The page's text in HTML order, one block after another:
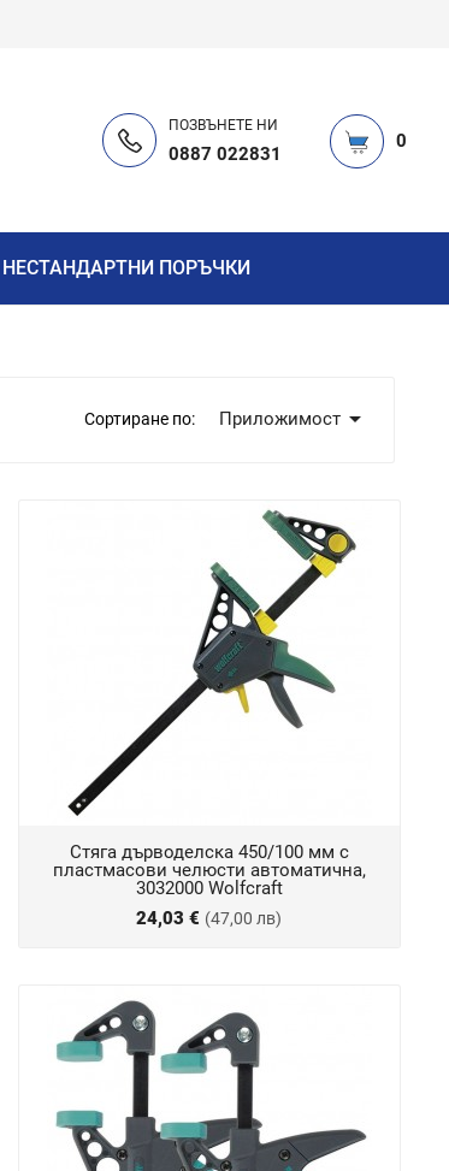
ПОЗВЪНЕТЕ НИ
0887 022831
0
НЕСТАНДАРТНИ ПОРЪЧКИ
Сортиране по: Приложимост
Стяга дърводелска 450/100 мм с
пластмасови челюсти автоматична,
3032000 Wolfcraft
24,03 € (47,00 лв)